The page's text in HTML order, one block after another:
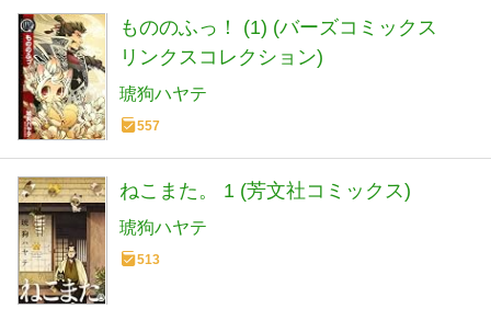
もののふっ！ (1) (バーズコミックス
リンクスコレクション)
琥狗ハヤテ
557
ねこまた。 1 (芳文社コミックス)
琥狗ハヤテ
513